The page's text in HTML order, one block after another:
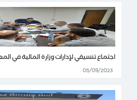
اجتماع تنسيقي لإدارات وزارة المالية في
05/09/2023